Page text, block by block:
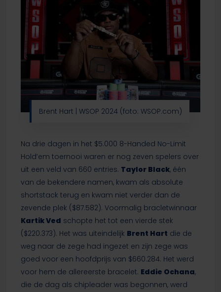
Brent Hart | WSOP 2024 (foto: WSOP.com)
Na drie dagen in het $5.000 8-Handed No-Limit
Hold’em toernooi waren er nog zeven spelers over
uit een veld van 660 entries. Taylor Black, één
van de bekendere namen, kwam als absolute
shortstack terug en kwam niet verder dan de
zevende plek ($87.582). Voormalig bracletwinnaar
Kartik Ved schopte het tot een vierde stek
($220.373). Het was uiteindelijk Brent Hart die de
weg naar de zege had ingezet en zijn zege was
goed voor een hoofdprijs van $660.284. Het werd
voor hem de allereerste bracelet. Eddie Ochana,
die de dag als chipleader was begonnen, werd